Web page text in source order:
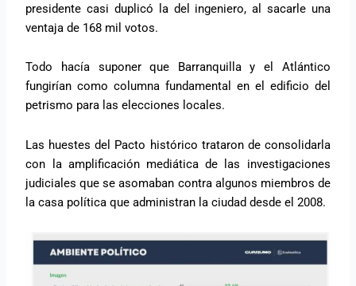
presidente casi duplicó la del ingeniero, al sacarle una
ventaja de 168 mil votos.
Todo hacía suponer que Barranquilla y el Atlántico
fungirían como columna fundamental en el edificio del
petrismo para las elecciones locales.
Las huestes del Pacto histórico trataron de consolidarla
con la amplificación mediática de las investigaciones
judiciales que se asomaban contra algunos miembros de
la casa política que administran la ciudad desde el 2008.